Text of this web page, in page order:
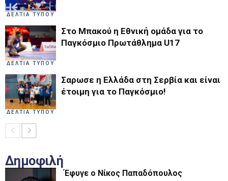
ΔΕΛΤΙΑ ΤΥΠΟΥ
ΔΕΛΤΙΑ ΤΥΠΟΥ
Στο Μπακού η Εθνική ομάδα για το
Παγκόσμιο Πρωτάθλημα U17
ΔΕΛΤΙΑ ΤΥΠΟΥ
Σαρωσε η Ελλάδα στη Σερβία και είναι
έτοιμη για το Παγκόσμιο!
Δημοφιλή
Έφυγε ο Νίκος Παπαδόπουλος